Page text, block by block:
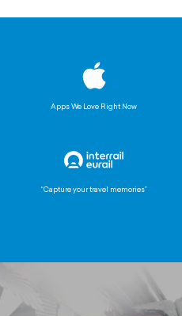
Apps We Love Right Now
“Capture your travel memories”